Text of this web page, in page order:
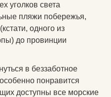
уголков света
пляжи побережья,
одного из
до провинции
в беззаботное
понравится
доступны все морские